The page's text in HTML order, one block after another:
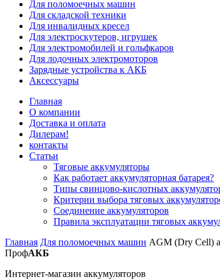
Для поломоечных машин
Для складской техники
Для инвалидных кресел
Для электроскутеров, игрушек
Для электромобилей и гольфкаров
Для лодочных электромоторов
Зарядные устройства к АКБ
Аксессуары
Главная
О компании
Доставка и оплата
Дилерам!
контакты
Статьи
Тяговые аккумуляторы
Как работает аккумуляторная батарея?
Типы свинцово-кислотных
Критерии выбора тяговых
Соединение аккумуляторов
Правила эксплуатации тяговых
Главная Для поломоечных машин AGM (Dry Cell)
ПрофАКБ
Интернет-магазин аккумуляторов